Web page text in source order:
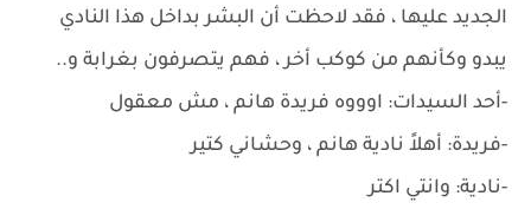
الجديد عليها ، فقد لاحظت أن البشر بداخل هذا النادي
يبدو وكأنهم من كوكب أخر ، فهم يتصرفون بغرابة و..
-أحد السيدات: اوووه فريدة هانم ، مش معقول
-فريدة: أهلاً نادية هانم ، وحشاني كتير
-نادية: وانتي اكتر